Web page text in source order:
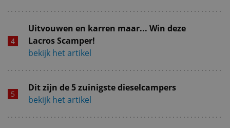
Uitvouwen en karren maar... Win deze
Lacros Scamper!
bekijk het artikel
Dit zijn de 5 zuinigste dieselcampers
bekijk het artikel